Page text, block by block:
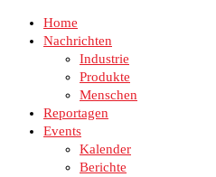
Home
Nachrichten
Industrie
Produkte
Menschen
Reportagen
Events
Kalender
Berichte